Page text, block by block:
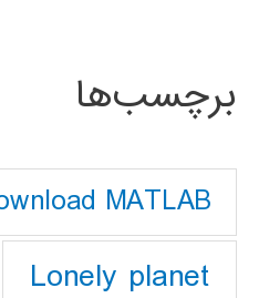
برچسب‌ها
MATLAB
Lonely planet